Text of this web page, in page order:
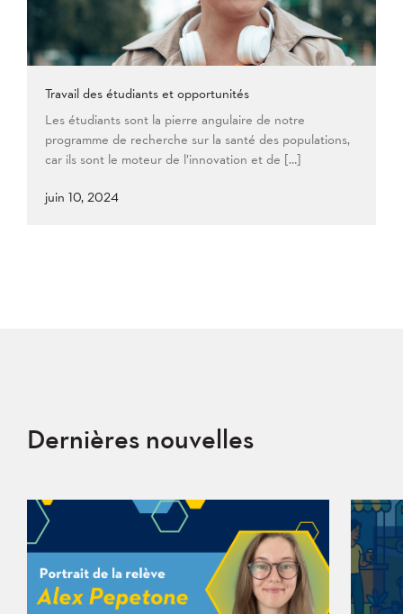
2012
2011
2009
2008
Travail des étudiants et opportunités
Les étudiants sont la pierre angulaire de notre
programme de recherche sur la santé des populations,
car ils sont le moteur de l’innovation et de […]
juin 10, 2024
Dernières nouvelles